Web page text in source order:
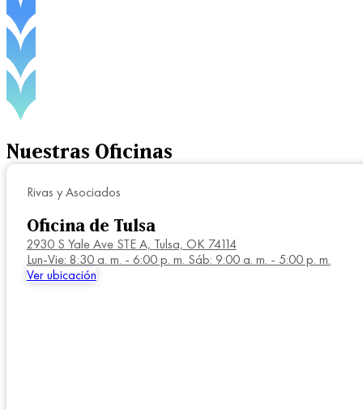
Nuestras Oficinas
Rivas y Asociados
Oficina de Tulsa
2930 S Yale Ave STE A, Tulsa, OK 74114
Lun-Vie: 8:30 a. m. - 6:00 p. m. Sáb: 9:00 a. m. - 5:00 p. m.
Ver ubicación